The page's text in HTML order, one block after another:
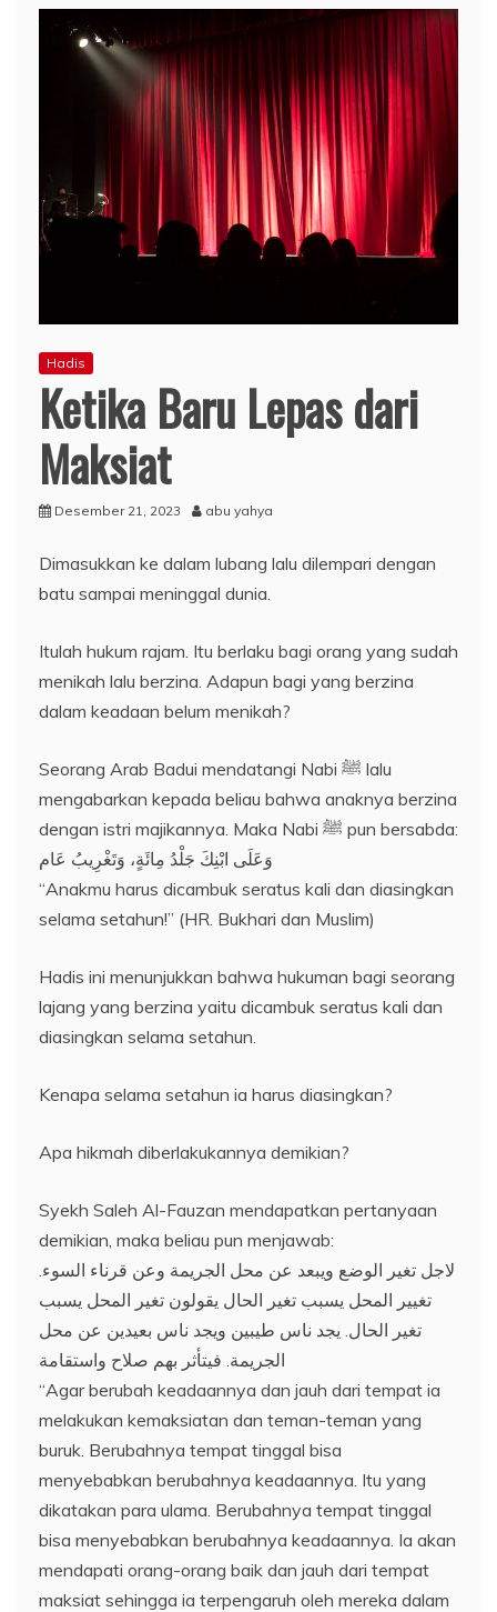
Hadis
Ketika Baru Lepas dari
Maksiat
Desember 21, 2023 abu yahya
Dimasukkan ke dalam lubang lalu dilempari dengan
batu sampai meninggal dunia.
Itulah hukum rajam. Itu berlaku bagi orang yang sudah
menikah lalu berzina. Adapun bagi yang berzina
dalam keadaan belum menikah?
Seorang Arab Badui mendatangi Nabi ﷺ lalu
mengabarkan kepada beliau bahwa anaknya berzina
dengan istri majikannya. Maka Nabi ﷺ pun bersabda:
وَعَلَى ابْنِكَ جَلْدُ مِائَةٍ، وَتَغْرِيبُ عَام
“Anakmu harus dicambuk seratus kali dan diasingkan
selama setahun!” (HR. Bukhari dan Muslim)
Hadis ini menunjukkan bahwa hukuman bagi seorang
lajang yang berzina yaitu dicambuk seratus kali dan
diasingkan selama setahun.
Kenapa selama setahun ia harus diasingkan?
Apa hikmah diberlakukannya demikian?
Syekh Saleh Al-Fauzan mendapatkan pertanyaan
demikian, maka beliau pun menjawab:
لاجل تغير الوضع ويبعد عن محل الجريمة وعن قرناء السوء.
تغيير المحل يسبب تغير الحال يقولون تغير المحل يسبب
تغير الحال. يجد ناس طيبين ويجد ناس بعيدين عن محل
الجريمة. فيتأثر بهم صلاح واستقامة
“Agar berubah keadaannya dan jauh dari tempat ia
melakukan kemaksiatan dan teman-teman yang
buruk. Berubahnya tempat tinggal bisa
menyebabkan berubahnya keadaannya. Itu yang
dikatakan para ulama. Berubahnya tempat tinggal
bisa menyebabkan berubahnya keadaannya. Ia akan
mendapati orang-orang baik dan jauh dari tempat
maksiat sehingga ia terpengaruh oleh mereka dalam